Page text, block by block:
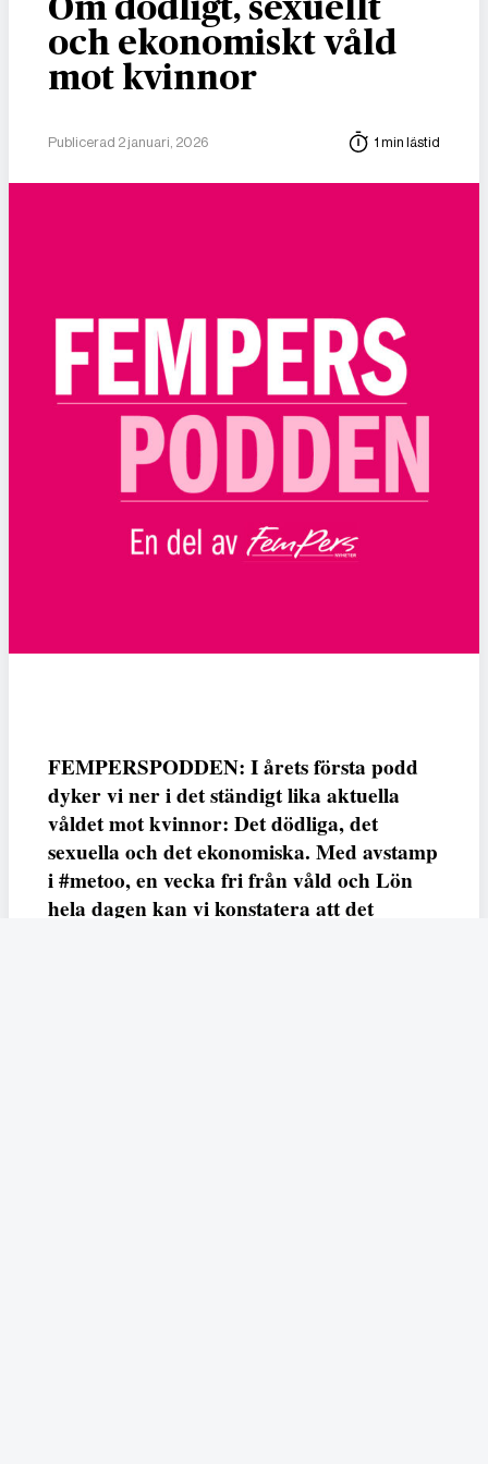
Om dödligt, sexuellt
och ekonomiskt våld
mot kvinnor
Publicerad 2 januari, 2026 1 min lästid
FEMPERSPODDEN: I årets första podd
dyker vi ner i det ständigt lika aktuella
våldet mot kvinnor: Det dödliga, det
sexuella och det ekonomiska. Med avstamp
i #metoo, en vecka fri från våld och Lön
hela dagen kan vi konstatera att det